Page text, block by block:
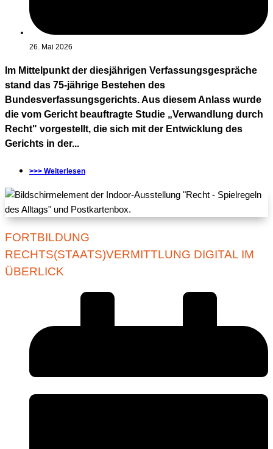
26. Mai 2026
Im Mittelpunkt der diesjährigen Verfassungsgespräche
stand das 75-jährige Bestehen des
Bundesverfassungsgerichts. Aus diesem Anlass wurde
die vom Gericht beauftragte Studie „Verwandlung durch
Recht" vorgestellt, die sich mit der Entwicklung des
Gerichts in der...
>>> Weiterlesen
FORTBILDUNG
RECHTS(STAATS)VERMITTLUNG DIGITAL IM
ÜBERLICK